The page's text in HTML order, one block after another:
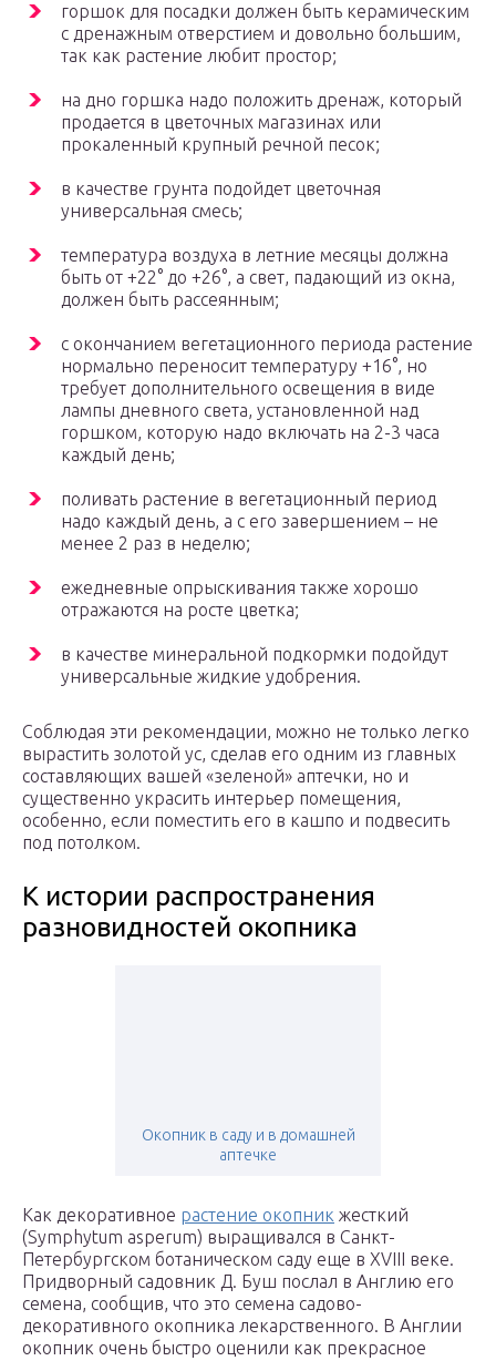
горшок для посадки должен быть керамическим
с дренажным отверстием и довольно большим,
так как растение любит простор;
на дно горшка надо положить дренаж, который
продается в цветочных магазинах или
прокаленный крупный речной песок;
в качестве грунта подойдет цветочная
универсальная смесь;
температура воздуха в летние месяцы должна
быть от +22° до +26°, а свет, падающий из окна,
должен быть рассеянным;
с окончанием вегетационного периода растение
нормально переносит температуру +16°, но
требует дополнительного освещения в виде
лампы дневного света, установленной над
горшком, которую надо включать на 2-3 часа
каждый день;
поливать растение в вегетационный период
надо каждый день, а с его завершением – не
менее 2 раз в неделю;
ежедневные опрыскивания также хорошо
отражаются на росте цветка;
в качестве минеральной подкормки подойдут
универсальные жидкие удобрения.
Соблюдая эти рекомендации, можно не только легко
вырастить золотой ус, сделав его одним из главных
составляющих вашей «зеленой» аптечки, но и
существенно украсить интерьер помещения,
особенно, если поместить его в кашпо и подвесить
под потолком.
К истории распространения
разновидностей окопника
Окопник в саду и в домашней
аптечке
Как декоративное растение окопник жесткий
(Symphytum asperum) выращивался в Санкт-
Петербургском ботаническом саду еще в XVIII веке.
Придворный садовник Д. Буш послал в Англию его
семена, сообщив, что это семена садово-
декоративного окопника лекарственного. В Англии
окопник очень быстро оценили как прекрасное